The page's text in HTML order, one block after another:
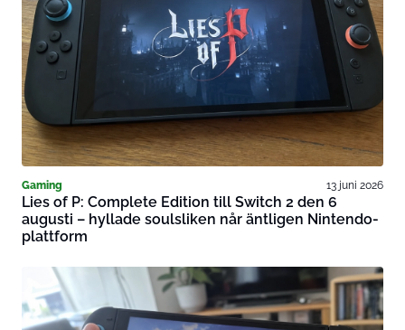
Gaming 13 juni 2026
Lies of P: Complete Edition till Switch 2 den 6
augusti – hyllade soulsliken når äntligen Nintendo-
plattform